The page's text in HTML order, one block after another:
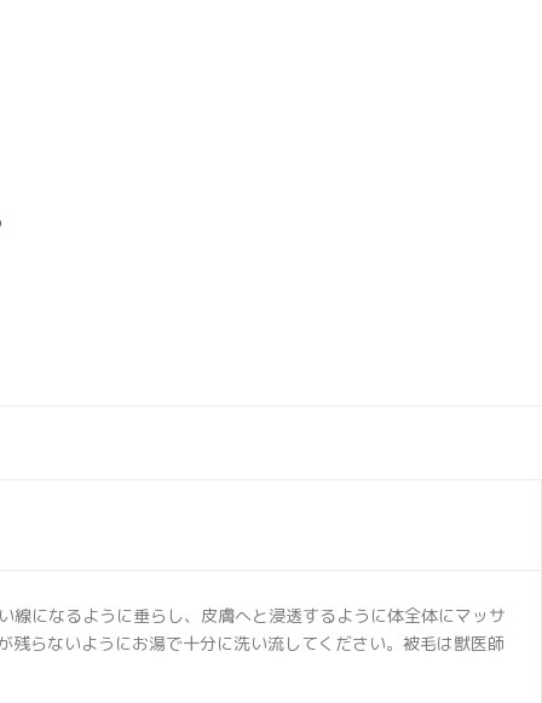
になるように垂らし、皮膚へと浸透するように体全体にマッサ
らないようにお湯で十分に洗い流してください。被毛は獣医師